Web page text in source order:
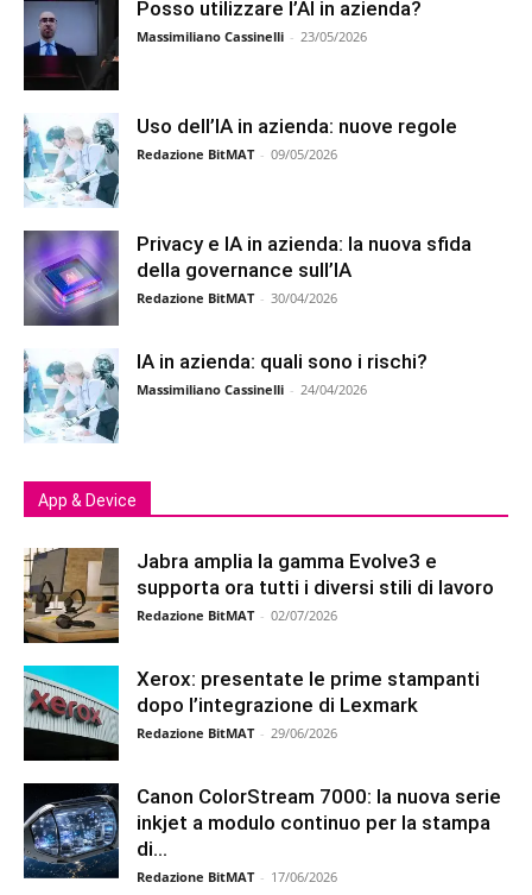
Posso utilizzare l’AI in azienda?
Massimiliano Cassinelli - 23/05/2026
Uso dell’IA in azienda: nuove regole
Redazione BitMAT - 09/05/2026
Privacy e IA in azienda: la nuova sfida
della governance sull’IA
Redazione BitMAT - 30/04/2026
IA in azienda: quali sono i rischi?
Massimiliano Cassinelli - 24/04/2026
App & Device
Jabra amplia la gamma Evolve3 e
supporta ora tutti i diversi stili di lavoro
Redazione BitMAT - 02/07/2026
Xerox: presentate le prime stampanti
dopo l’integrazione di Lexmark
Redazione BitMAT - 29/06/2026
Canon ColorStream 7000: la nuova serie
inkjet a modulo continuo per la stampa
di...
Redazione BitMAT - 17/06/2026